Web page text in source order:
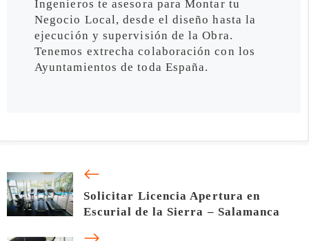
Ingenieros te asesora para Montar tu
Negocio Local, desde el diseño hasta la
ejecución y supervisión de la Obra.
Tenemos extrecha colaboración con los
Ayuntamientos de toda España.
Solicitar Licencia Apertura en
Escurial de la Sierra – Salamanca